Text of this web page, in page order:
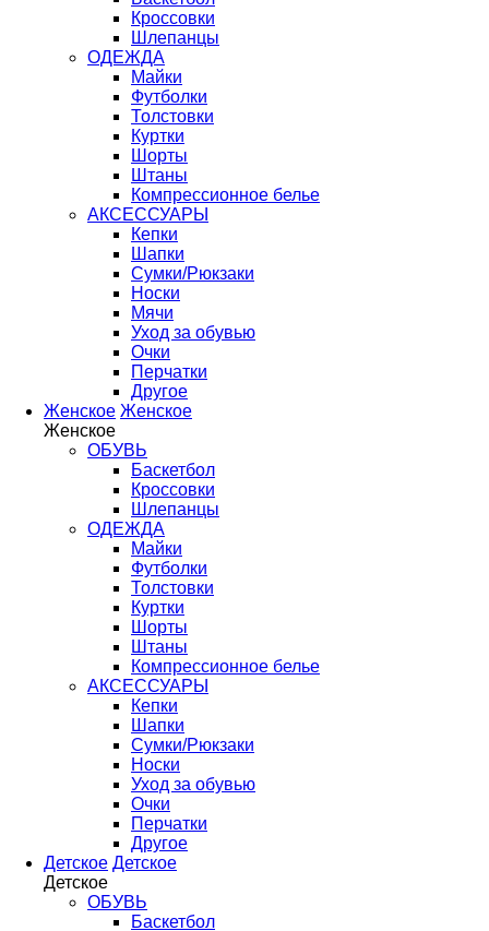
Кроссовки
Шлепанцы
ОДЕЖДА
Майки
Футболки
Толстовки
Куртки
Шорты
Штаны
Компрессионное белье
АКСЕССУАРЫ
Кепки
Шапки
Сумки/Рюкзаки
Носки
Мячи
Уход за обувью
Очки
Перчатки
Другое
Женское Женское
Женское
ОБУВЬ
Баскетбол
Кроссовки
Шлепанцы
ОДЕЖДА
Майки
Футболки
Толстовки
Куртки
Шорты
Штаны
Компрессионное белье
АКСЕССУАРЫ
Кепки
Шапки
Сумки/Рюкзаки
Носки
Уход за обувью
Очки
Перчатки
Другое
Детское Детское
Детское
ОБУВЬ
Баскетбол